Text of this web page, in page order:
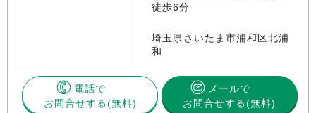
徒歩6分
埼玉県さいたま市浦和区北浦
和
電話で
お問合せする
メールで
お問合せする(無料)